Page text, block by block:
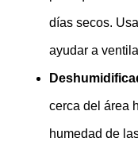
días secos.
ayudar a
cerca del área
humedad de